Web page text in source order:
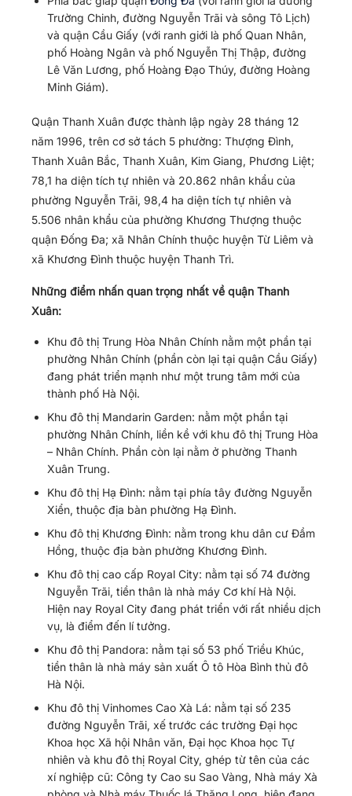
Trường Chinh, đường Nguyễn Trãi và sông Tô Lịch)
và quận Cầu Giấy (với ranh giới là phố Quan Nhân,
phố Hoàng Ngân và phố Nguyễn Thị Thập, đường
Lê Văn Lương, phố Hoàng Đạo Thúy, đường Hoàng
Minh Giám).
Quận Thanh Xuân được thành lập ngày 28 tháng 12
năm 1996, trên cơ sở tách 5 phường: Thượng Đình,
Thanh Xuân Bắc, Thanh Xuân, Kim Giang, Phương Liệt;
78,1 ha diện tích tự nhiên và 20.862 nhân khẩu của
phường Nguyễn Trãi, 98,4 ha diện tích tự nhiên và
5.506 nhân khẩu của phường Khương Thượng thuộc
quận Đống Đa; xã Nhân Chính thuộc huyện Từ Liêm và
xã Khương Đình thuộc huyện Thanh Trì.
Những điểm nhấn quan trọng nhất về quận Thanh
Xuân:
Khu đô thị Trung Hòa Nhân Chính nằm một phần tại
phường Nhân Chính (phần còn lại tại quận Cầu Giấy)
đang phát triển mạnh như một trung tâm mới của
thành phố Hà Nội.
Khu đô thị Mandarin Garden: nằm một phần tại
phường Nhân Chính, liền kề với khu đô thị Trung Hòa
– Nhân Chính. Phần còn lại nằm ở phường Thanh
Xuân Trung.
Khu đô thị Hạ Đình: nằm tại phía tây đường Nguyễn
Xiển, thuộc địa bàn phường Hạ Đình.
Khu đô thị Khương Đình: nằm trong khu dân cư Đầm
Hồng, thuộc địa bàn phường Khương Đình.
Khu đô thị cao cấp Royal City: nằm tại số 74 đường
Nguyễn Trãi, tiền thân là nhà máy Cơ khí Hà Nội.
Hiện nay Royal City đang phát triển với rất nhiều dịch
vụ, là điểm đến lí tưởng.
Khu đô thị Pandora: nằm tại số 53 phố Triều Khúc,
tiền thân là nhà máy sản xuất Ô tô Hòa Bình thủ đô
Hà Nội.
Khu đô thị Vinhomes Cao Xà Lá: nằm tại số 235
đường Nguyễn Trãi, xế trước các trường Đại học
Khoa học Xã hội Nhân văn, Đại học Khoa học Tự
nhiên và khu đô thị Royal City, ghép từ tên của các
xí nghiệp cũ: Công ty Cao su Sao Vàng, Nhà máy Xà